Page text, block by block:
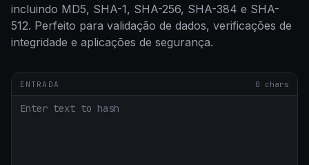
incluindo MD5, SHA-1, SHA-256, SHA-384 e SHA-
512. Perfeito para validação de dados, verificações de
integridade e aplicações de segurança.
ENTRADA 0 chars